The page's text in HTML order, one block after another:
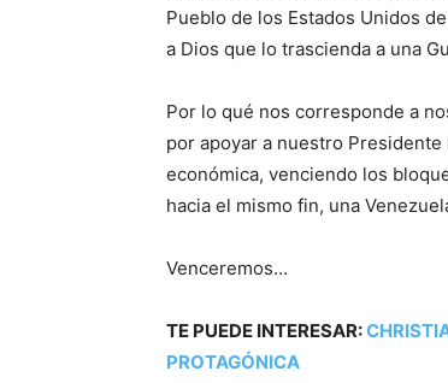
Pueblo de los Estados Unidos
a Dios que lo trascienda a una
Por lo qué nos corresponde a
por apoyar a nuestro
económica, venciendo los
hacia el mismo fin, una
Venceremos…
TE PUEDE INTERESAR:
PROTAGÓNICA